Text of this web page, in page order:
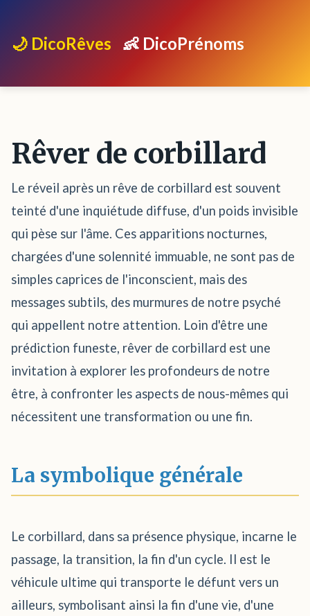
🌙 DicoRêves 👶 DicoPrénoms
Rêver de corbillard
Le réveil après un rêve de corbillard est souvent
teinté d'une inquiétude diffuse, d'un poids invisible
qui pèse sur l'âme. Ces apparitions nocturnes,
chargées d'une solennité immuable, ne sont pas de
simples caprices de l'inconscient, mais des
messages subtils, des murmures de notre psyché
qui appellent notre attention. Loin d'être une
prédiction funeste, rêver de corbillard est une
invitation à explorer les profondeurs de notre
être, à confronter les aspects de nous-mêmes qui
nécessitent une transformation ou une fin.
La symbolique générale
Le corbillard, dans sa présence physique, incarne le
passage, la transition, la fin d'un cycle. Il est le
véhicule ultime qui transporte le défunt vers un
ailleurs, symbolisant ainsi la fin d'une vie, d'une